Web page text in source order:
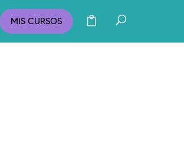
MIS CURSOS